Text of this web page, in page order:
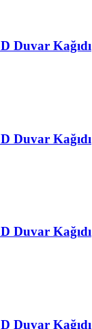
Duvar Kağıdı
Duvar Kağıdı
Duvar Kağıdı
Duvar Kağıdı